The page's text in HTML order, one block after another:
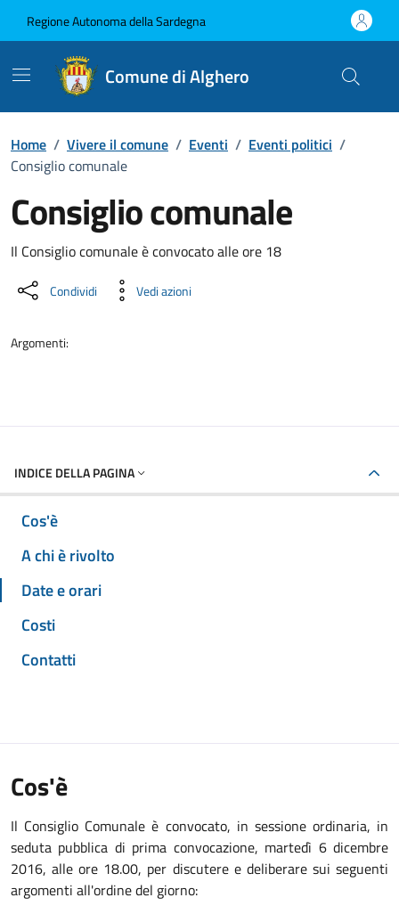
Regione Autonoma della Sardegna
Comune di Alghero
Home / Vivere il comune / Eventi / Eventi politici /
Consiglio comunale
Consiglio comunale
Dettaglio dell'evento
Il Consiglio comunale è convocato alle ore 18
Condividi Vedi azioni
Argomenti:
INDICE DELLA PAGINA
Cos'è
A chi è rivolto
Date e orari
Costi
Contatti
Cos'è
Il Consiglio Comunale è convocato, in sessione ordinaria, in
seduta pubblica di prima convocazione, martedì 6 dicembre
2016, alle ore 18.00, per discutere e deliberare sui seguenti
argomenti all'ordine del giorno: